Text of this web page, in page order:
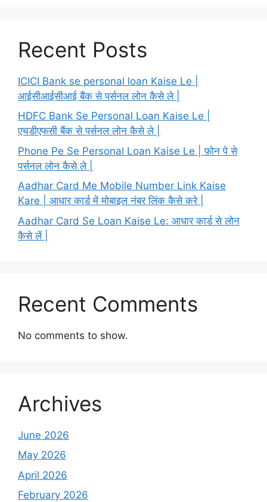
Recent Posts
ICICI Bank se personal loan Kaise Le |
आईसीआईसीआई बैंक से पर्सनल लोन कैसे ले |
HDFC Bank Se Personal Loan Kaise Le |
एचडीएफसी बैंक से पर्सनल लोन कैसे ले |
Phone Pe Se Personal Loan Kaise Le | फ़ोन पे से
पर्सनल लोन कैसे ले |
Aadhar Card Me Mobile Number Link Kaise
Kare | आधार कार्ड में मोबाइल नंबर लिंक कैसे करे |
Aadhar Card Se Loan Kaise Le: आधार कार्ड से लोन
कैसे लें |
Recent Comments
No comments to show.
Archives
June 2026
May 2026
April 2026
February 2026